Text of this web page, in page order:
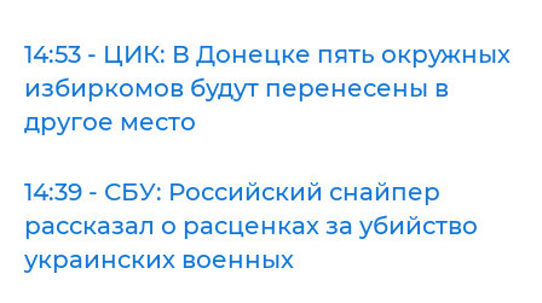
14:53 - ЦИК: В Донецке пять окружных
избиркомов будут перенесены в
другое место
14:39 - СБУ: Российский снайпер
рассказал о расценках за убийство
украинских военных